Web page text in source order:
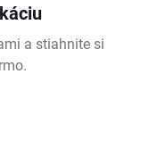
a stiahnite si